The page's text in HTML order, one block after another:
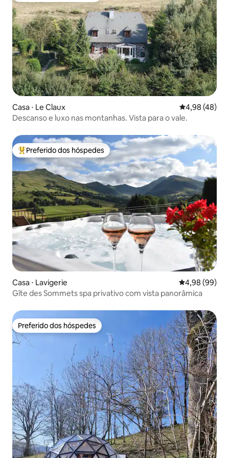
Casa ⋅ Le Claux 4,98 de uma
4,98 (48)
Descanso e luxo nas montanhas. Vista para o vale.
Entre os melhores preferidos dos hóspedes
Preferido dos hóspedes
Casa ⋅ Lavigerie 4,98 de uma
4,98 (99)
Gîte des Sommets spa privativo com vista panorâmica
Preferido dos hóspedes
Preferido dos hóspedes